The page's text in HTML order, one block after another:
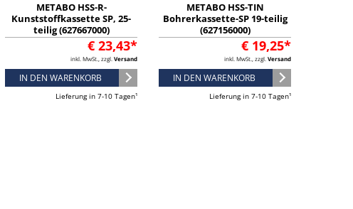
METABO HSS-R-
Kunststoffkassette SP, 25-
teilig (627667000)
€ 23,43*
inkl. MwSt., zzgl. Versand
IN DEN WARENKORB
Lieferung in 7-10 Tagen¹
METABO HSS-TIN
Bohrerkassette-SP 19-teilig
(627156000)
€ 19,25*
inkl. MwSt., zzgl. Versand
IN DEN WARENKORB
Lieferung in 7-10 Tagen¹